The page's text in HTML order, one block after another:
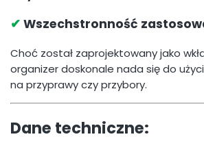
✔ Wszechstronność
Choć został zaprojektowany jako
organizer doskonale nada się do
na przyprawy czy przybory.
Dane techniczne: